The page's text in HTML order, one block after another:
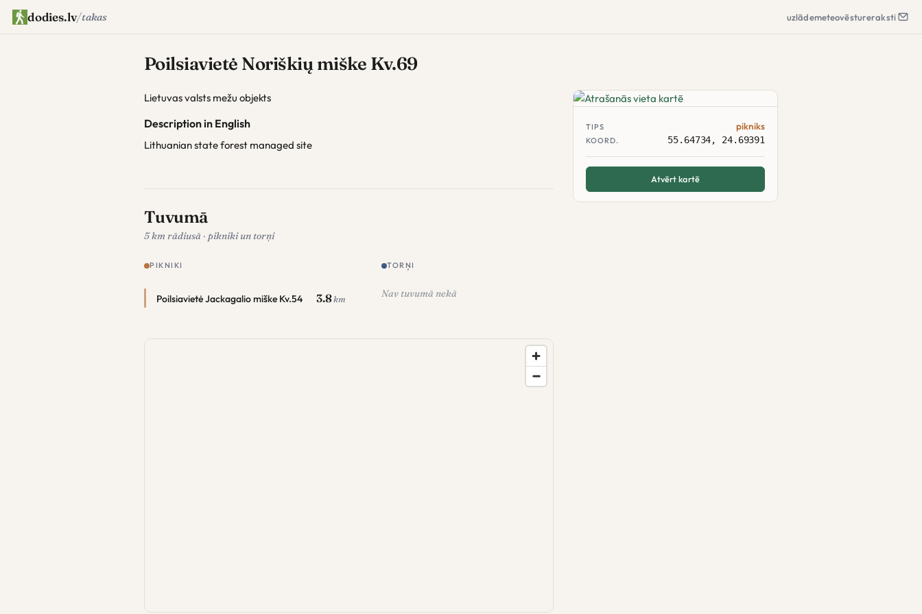
dodies.lv/takas uzlādemeteovēstureraksti
Poilsiavietė Noriškių miške Kv.69
Lietuvas valsts mežu objekts
Description in English
Lithuanian state forest managed site
Tuvumā
5 km rādiusā · pikniki un torņi
PIKNIKI
Poilsiavietė Jackagalio miške Kv.54 3.8 km
TORŅI
Nav tuvumā nekā
TIPS pikniks
KOORD. 55.64734, 24.69391
Atvērt kartē